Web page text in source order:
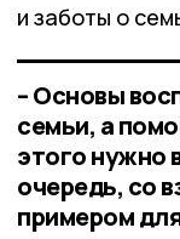
и заботы о
– Основы
семьи, а
этого нужно
очередь, со
примером